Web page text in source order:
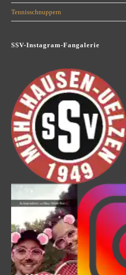
Tennisschnuppern
SSV-Instagram-Fangalerie